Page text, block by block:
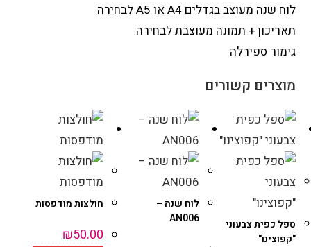
לוח שנה מעוצב בגדלים A4 או A5 לבחירה
תאריכון + תמונה מעוצבת לבחירה
גימור ספירלה
מוצרים קשורים
ספל כפית צבעוני
"קפוצינו"
לוח שנה –
AN006
חולצות מודפסות
₪50.00